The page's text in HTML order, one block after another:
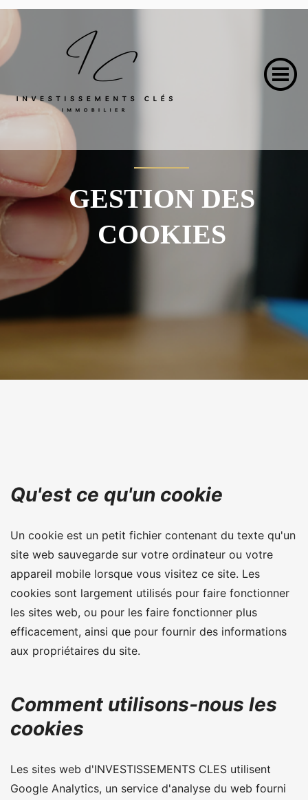
GESTION DES
COOKIES
Qu'est ce qu'un cookie
Un cookie est un petit fichier contenant du texte qu'un
site web sauvegarde sur votre ordinateur ou votre
appareil mobile lorsque vous visitez ce site. Les
cookies sont largement utilisés pour faire fonctionner
les sites web, ou pour les faire fonctionner plus
efficacement, ainsi que pour fournir des informations
aux propriétaires du site.
Comment utilisons-nous les
cookies
Les sites web d'INVESTISSEMENTS CLES utilisent
Google Analytics, un service d'analyse du web fourni